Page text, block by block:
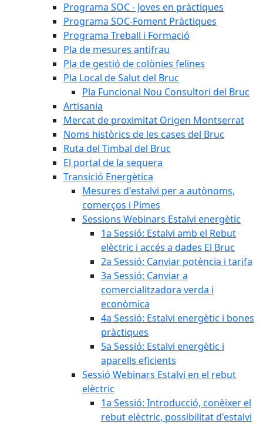
Programa SOC - Joves en pràctiques
Programa SOC-Foment Pràctiques
Programa Treball i Formació
Pla de mesures antifrau
Pla de gestió de colònies felines
Pla Local de Salut del Bruc
Pla Funcional Nou Consultori del Bruc
Artisania
Mercat de proximitat Origen Montserrat
Noms històrics de les cases del Bruc
Ruta del Timbal del Bruc
El portal de la sequera
Transició Energètica
Mesures d'estalvi per a autònoms,
comerços i Pimes
Sessions Webinars Estalvi energètic
1a Sessió: Estalvi amb el Rebut
elèctric i accés a dades El Bruc
2a Sessió: Canviar potència i tarifa
3a Sessió: Canviar a
comercialitzadora verda i
econòmica
4a Sessió: Estalvi energètic i bones
pràctiques
5a Sessió: Estalvi energètic i
aparells eficients
Sessió Webinars Estalvi en el rebut
elèctric
1a Sessió: Introducció, conèixer el
rebut elèctric, possibilitat d'estalvi